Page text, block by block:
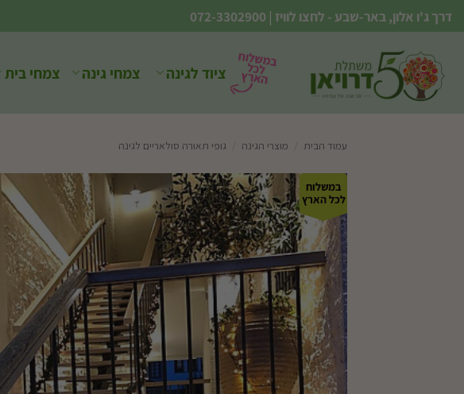
Skip
to
content
דרך ג'ו אלון, באר-שבע - לחצו לוויז |
072-3302900
ציוד לגינה צמחי גינה צמחי בית
עמוד הבית מוצרי הגינה גופי תאורה סולאריים לגינה
במשלוח
לכל הארץ